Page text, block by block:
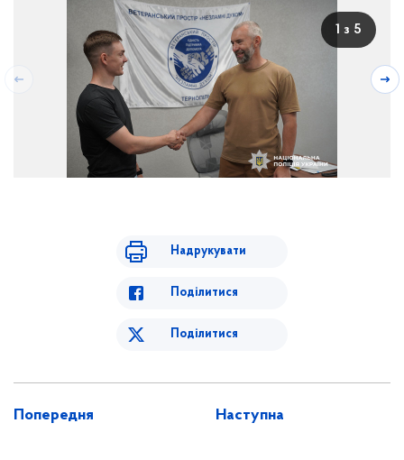
1 з 5
Надрукувати
Поділитися
Поділитися
Попередня Наступна